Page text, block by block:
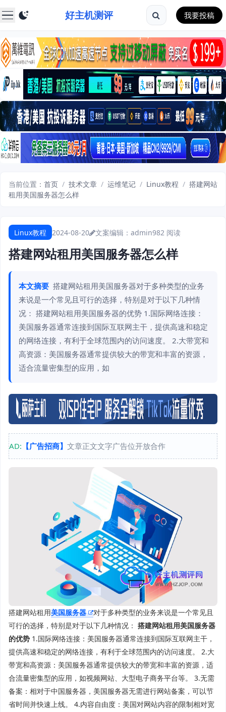
好主机测评 我要投稿
当前位置： 首页 / 技术文章 / 运维笔记 / Linux教程 / 搭建网站
租用美国服务器怎么样
Linux教程 2024-08-20 文案编辑：admin982 阅读
搭建网站租用美国服务器怎么样
本文摘要 搭建网站租用美国服务器对于多种类型的业务
来说是一个常见且可行的选择，特别是对于以下几种情
况： 搭建网站租用美国服务器的优势 1.国际网络连接：
美国服务器通常连接到国际互联网主干，提供高速和稳定
的网络连接，有利于全球范围内的访问速度。 2.大带宽和
高资源：美国服务器通常提供较大的带宽和丰富的资源，
适合流量密集型的应用，如
AD: 【广告招商】 文章正文文字广告位开放合作
搭建网站租用美国服务器
对于多种类型的业务来说是一个常见且
可行的选择，特别是对于以下几种情况： 搭建网站租用美国服务器
的优势 1.国际网络连接：美国服务器通常连接到国际互联网主干，
提供高速和稳定的网络连接，有利于全球范围内的访问速度。 2.大
带宽和高资源：美国服务器通常提供较大的带宽和丰富的资源，适
合流量密集型的应用，如视频网站、大型电子商务平台等。 3.无需
备案：相对于中国服务器，美国服务器无需进行网站备案，可以节
省时间并快速上线。 4.内容自由度：美国对网站内容的限制相对宽